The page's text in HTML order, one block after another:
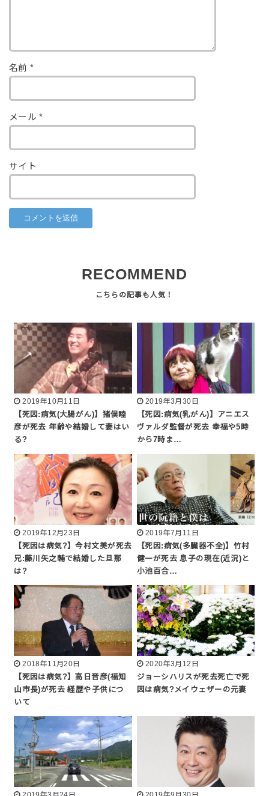
名前 *
メール*
サイト
RECOMMEND
2019年10月11日
【死因:病気(大腸がん)】猪俣睦
彦が死去 年齢や結婚して妻はい
る?
2019年3月30日
【死因:病気(乳がん)】アニエス
ヴァルダ監督が死去 幸福や5時
から7時ま…
2019年12月23日
【死因は病気?】今村文美が死去
兄:藤川矢之輔で結婚した旦那
は?
2019年7月11日
【死因:病気(多臓器不全)】竹村
健一が死去 息子の現在(近況)と
小池百合…
2018年11月20日
【死因は病気?】高日音彦(福知
山市長)が死去 経歴や子供につ
いて
2020年3月12日
ジョーシハリスが死去死亡で死
因は病気?メイウェザーの元妻